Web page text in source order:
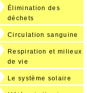
Élimination des
déchets
Circulation sanguine
Respiration et milieux
de vie
Le système solaire